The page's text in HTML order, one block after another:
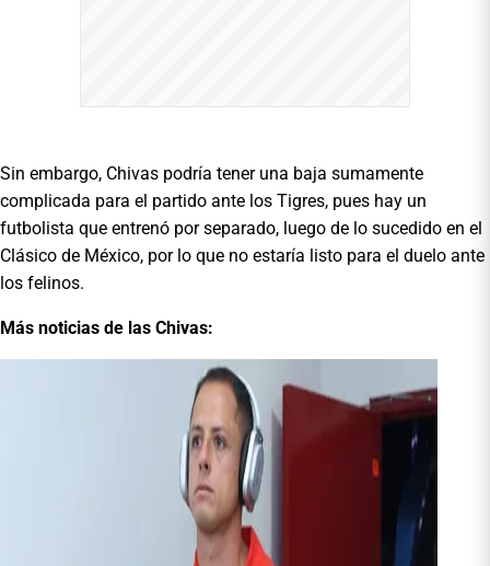
Sin embargo, Chivas podría tener una baja sumamente
complicada para el partido ante los Tigres, pues hay un
futbolista que entrenó por separado, luego de lo sucedido en el
Clásico de México, por lo que no estaría listo para el duelo ante
los felinos.
Más noticias de las Chivas: